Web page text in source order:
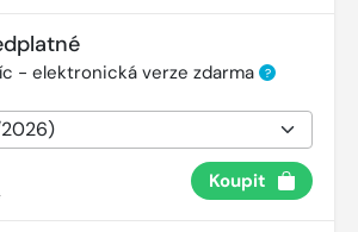
- elektronická verze zdarma ?
Koupit